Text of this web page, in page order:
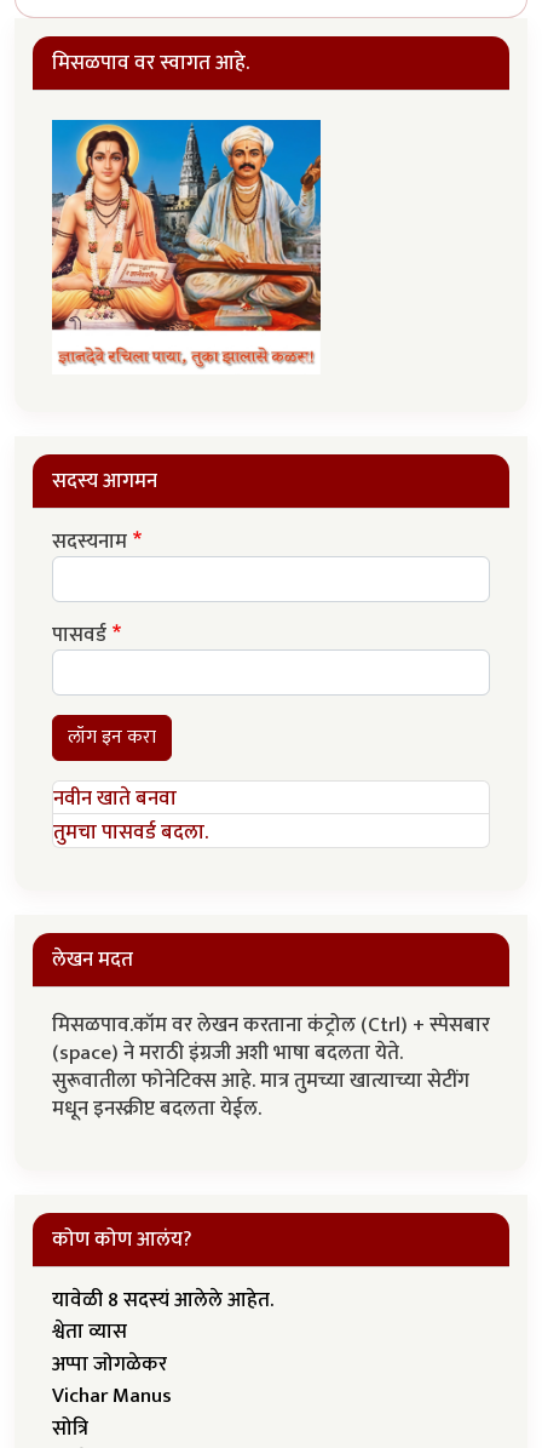
मिसळपाव वर स्वागत आहे.
सदस्य आगमन
सदस्यनाम
पासवर्ड
लॉग इन करा
नवीन खाते बनवा
तुमचा पासवर्ड बदला.
लेखन मदत
मिसळपाव.कॉम वर लेखन करताना कंट्रोल (Ctrl) + स्पेसबार
(space) ने मराठी इंग्रजी अशी भाषा बदलता येते.
सुरूवातीला फोनेटिक्स आहे. मात्र तुमच्या खात्याच्या सेटींग
मधून इनस्क्रीप्ट बदलता येईल.
कोण कोण आलंय?
यावेळी 8 सदस्यं आलेले आहेत.
श्वेता व्यास
अप्पा जोगळेकर
Vichar Manus
सोत्रि